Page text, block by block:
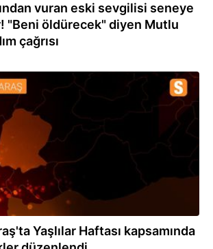
vuran eski sevgilisi seneye
"Beni öldürecek" diyen Mutlu
çağrısı
Yaşlılar Haftası kapsamında